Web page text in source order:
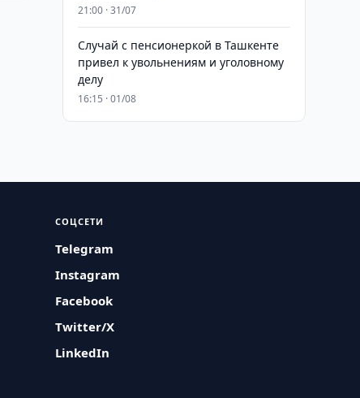
21:00 · 31/07
Случай с пенсионеркой в Ташкенте
привел к увольнениям и уголовному
делу
16:15 · 01/08
СОЦСЕТИ
Telegram
Instagram
Facebook
Twitter/X
LinkedIn